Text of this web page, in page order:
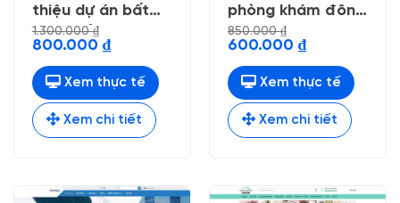
thiệu dự án bất
động sản 32
1.300.000₫
Giá
là:
1.300.000 ₫.
800.000 ₫Giá
hiện
tại
là:
800.000 ₫.
Xem thực tế
Xem chi tiết
phòng khám đông
y
850.000₫
Giá
là:
850.000 ₫.
600.000 ₫Giá
hiện
tại
là:
600.000 ₫.
Xem thực tế
Xem chi tiết